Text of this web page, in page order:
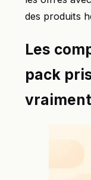
des produits
Les
pack